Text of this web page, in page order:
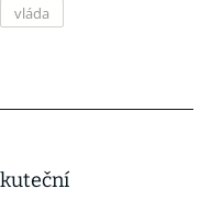
vláda